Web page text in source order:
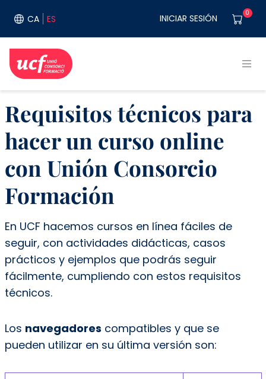
CA ES User
INICIAR SESIÓN 0
Requisitos técnicos para
hacer un curso online
con Unión Consorcio
Formación
En UCF hacemos cursos en línea fáciles de
seguir, con actividades didácticas, casos
prácticos y ejemplos que podrás seguir
fácilmente, cumpliendo con estos requisitos
técnicos.
Los navegadores compatibles y que se
pueden utilizar en su última versión son: